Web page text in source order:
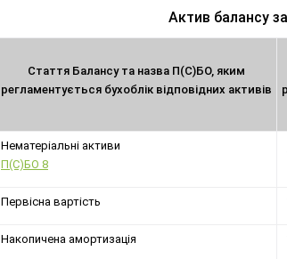
Актив балансу
Стаття Балансу та назва П(С)БО, яким
регламентується бухоблік відповідних активів
Нематеріальні активи
П(С)БО 8
Первісна вартість
Накопичена амортизація